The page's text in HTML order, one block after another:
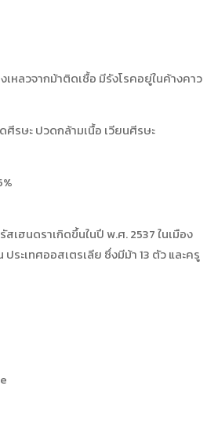
หลวจากม้าติดเชื้อ มีรังโรคอยู่ในค้างคาว
ศีรษะ ปวดกล้ามเนื้อ เวียนศีรษะ
เฮนดราเกิดขึ้นในปี พ.ศ. 2537 ในเมือง
ระเทศออสเตรเลีย ซึ่งมีม้า 13 ตัว และครู